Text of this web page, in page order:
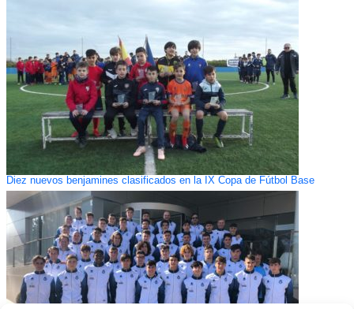
Diez nuevos benjamines clasificados en la IX Copa de Fútbol Base